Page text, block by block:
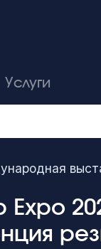
Услуги
Expo